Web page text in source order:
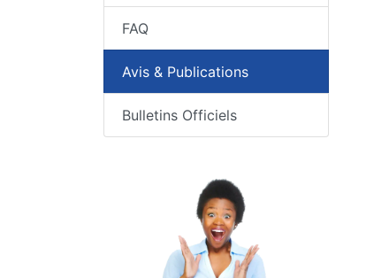
FAQ
Avis & Publications
Bulletins Officiels